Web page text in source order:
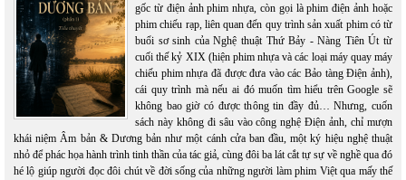
gốc từ điện ảnh phim nhựa, còn gọi là phim điện ảnh hoặc
phim chiếu rạp, liên quan đến quy trình sản xuất phim có từ
buổi sơ sinh của Nghệ thuật Thứ Bảy - Nàng Tiên Út từ
cuối thế kỷ XIX (hiện phim nhựa và các loại máy quay máy
chiếu phim nhựa đã được đưa vào các Bảo tàng Điện ảnh),
cái quy trình mà nếu ai đó muốn tìm hiểu trên Google sẽ
không bao giờ có được thông tin đầy đủ… Nhưng, cuốn
sách này không đi sâu vào công nghệ Điện ảnh, chỉ mượn
khái niệm Âm bản & Dương bản như một cánh cửa ban đầu, một ký hiệu nghệ thuật
nhỏ để phác họa hành trình tinh thần của tác giả, cùng đôi ba lát cắt tự sự về nghề qua đó
hé lộ giúp người đọc đôi chút về đời sống của những người làm phim Việt qua mấy thế